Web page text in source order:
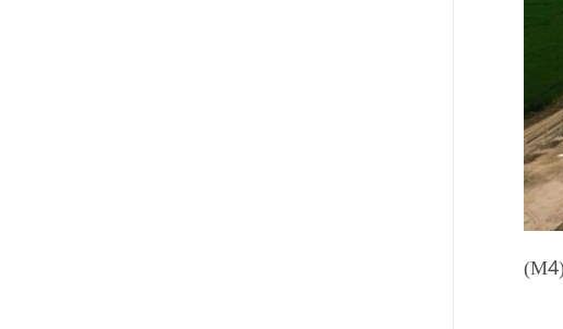
△ عکس: نخستین پروژه سرمایه‌گذاری بانک سرمایه‌گذاری زیرساخت‌های آسیا (AIIB) ---- بزرگراه ام ۴ (M4)